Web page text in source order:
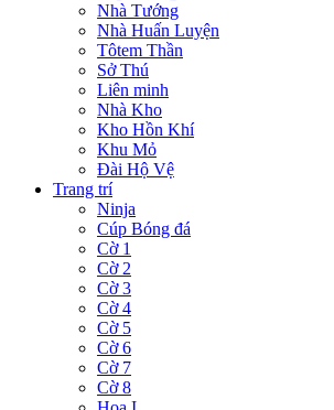
Nhà Tướng
Nhà Huấn Luyện
Tôtem Thần
Sở Thú
Liên minh
Nhà Kho
Kho Hồn Khí
Khu Mỏ
Đài Hộ Vệ
Trang trí
Ninja
Cúp Bóng đá
Cờ 1
Cờ 2
Cờ 3
Cờ 4
Cờ 5
Cờ 6
Cờ 7
Cờ 8